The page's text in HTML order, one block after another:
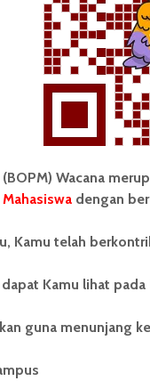
(BOPM)
Utara (USU).
Lewat
Wacana
dengan
Kamu telah
Kamu lihat pada
guna menunjang